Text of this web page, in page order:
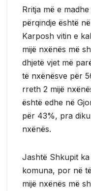
Rritja më e
përqindje është
Karposh vitin e
mijë nxënës më
dhjetë vjet më
të nxënësve për
rreth 2 mijë
është edhe në
për 43%, pra
nxënës.
Jashtë Shkupit
komuna, por në
mijë nxënës më